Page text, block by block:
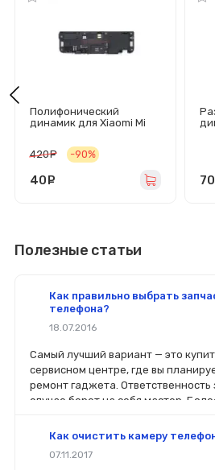
Полифонический
динамик для Xiaomi Mi
420
руб.
-90%
40
Полезные статьи
Как правильно выбрать
телефона?
18.07.2016
Самый лучший вариант — это
сервисном центре, где вы
ремонт гаджета. Ответственность
случае берет на себя мастер.
вы планируете делать ремонт
перед покупкой нового модуля
Как очистить камеру
07.11.2017